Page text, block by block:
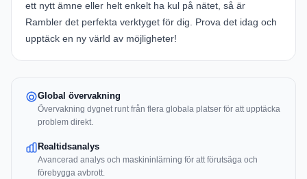
ett nytt ämne eller helt enkelt ha kul på nätet, så är
Rambler det perfekta verktyget för dig. Prova det idag och
upptäck en ny värld av möjligheter!
Global övervakning
Övervakning dygnet runt från flera globala platser för att upptäcka
problem direkt.
Realtidsanalys
Avancerad analys och maskininlärning för att förutsäga och
förebygga avbrott.